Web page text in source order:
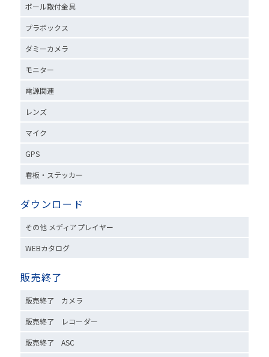
ポール取付金具
プラボックス
ダミーカメラ
モニター
電源関連
レンズ
マイク
GPS
看板・ステッカー
ダウンロード
その他 メディアプレイヤー
WEBカタログ
販売終了
販売終了 カメラ
販売終了 レコーダー
販売終了 ASC